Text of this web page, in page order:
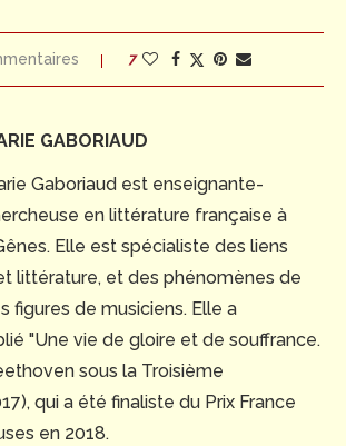
7
GABORIAUD
Gaboriaud est enseignante-
en littérature française à
Elle est spécialiste des liens
littérature, et des phénomènes de
figures de musiciens. Elle a
"Une vie de gloire et de souffrance.
sous la Troisième
qui a été finaliste du Prix France
en 2018.